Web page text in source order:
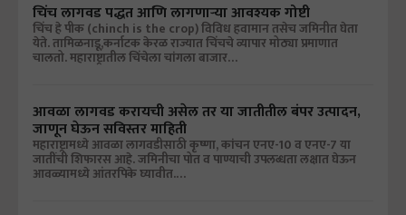
चिंच लागवड पद्धत आणि लागणाऱ्या आवश्यक गोष्टी
चिंच हे पीक (chinch is the crop) विविध हवामान तसेच जमिनीत घेता
येते. तामिळनाडू,कर्नाटक केरळ राज्यात चिंचचे व्यापार मोठ्या प्रमाणात
चालतो. महाराष्ट्रातील चिंचेला चांगला बाजार…
आवळा लागवड करायची असेल तर या जातीतील बंपर उत्पादन,
जाणून घेऊन सविस्तर माहिती
महाराष्ट्रामध्ये आवळा लागवडीसाठी कृष्णा, कांचन एनए-10 व एनए-7 या
जातींची शिफारस आहे. जमिनीचा पोत व पाण्याची उपलब्धता लक्षात घेऊन
आवळ्यामध्ये आंतरपिके घ्यावीत.…